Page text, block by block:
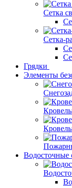
Сетка
Сетка-
Грядки
Элементы
Водосточные